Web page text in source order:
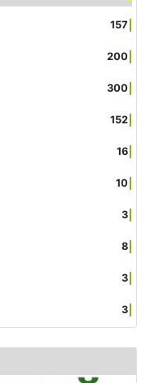
157
200
300
152
16
10
3
8
3
3